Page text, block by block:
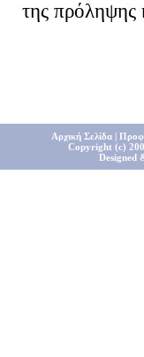
της πρόληψης
Αρχική Σελίδα|
Copyright (c)
Designed